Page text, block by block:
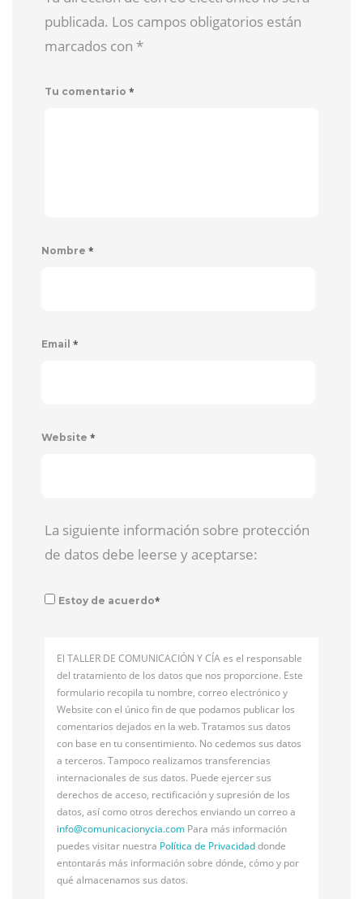
publicada. Los campos obligatorios están
marcados con *
Tu comentario *
Nombre *
Email *
Website *
La siguiente información sobre protección
de datos debe leerse y aceptarse:
Estoy de acuerdo*
El TALLER DE COMUNICACIÓN Y CÍA es el responsable
del tratamiento de los datos que nos proporcione. Este
formulario recopila tu nombre, correo electrónico y
Website con el único fin de que podamos publicar los
comentarios dejados en la web. Tratamos sus datos
con base en tu consentimiento. No cedemos sus datos
a terceros. Tampoco realizamos transferencias
internacionales de sus datos. Puede ejercer sus
derechos de acceso, rectificación y supresión de los
datos, así como otros derechos enviando un correo a
info@comunicacionycia.com Para más información
puedes visitar nuestra Política de Privacidaddonde
entontarás más información sobre dónde, cómo y por
qué almacenamos sus datos.